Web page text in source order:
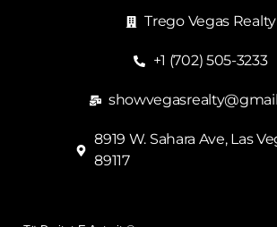
Trego Vegas Realty
+1 (702) 505-3233
8919 W. Sahara Ave, Las
89117